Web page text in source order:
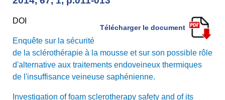
DOI
Télécharger le document
Enquête sur la sécurité
de la sclérothérapie à la mousse et sur son possible rôle
d'alternative aux traitements endoveineux thermiques
de l'insuffisance veineuse saphénienne.
Investigation of foam sclerotherapy safety and of its